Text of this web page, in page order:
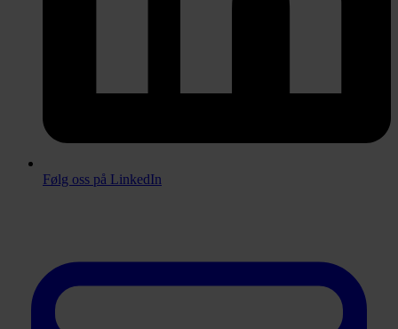
Følg oss på LinkedIn